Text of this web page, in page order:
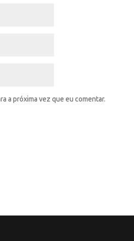
a próxima vez que eu comentar.